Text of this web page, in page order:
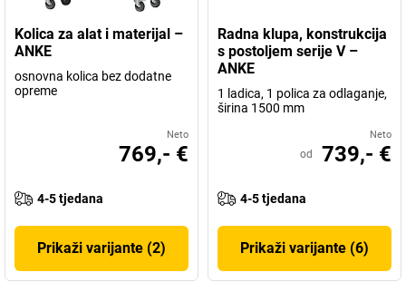
Kolica za alat i materijal –
ANKE
osnovna kolica bez dodatne
opreme
Neto
769,- €
4-5 tjedana
Prikaži varijante (2)
Radna klupa, konstrukcija
s postoljem serije V –
ANKE
1 ladica, 1 polica za odlaganje,
širina 1500 mm
Neto
od 739,- €
4-5 tjedana
Prikaži varijante (6)